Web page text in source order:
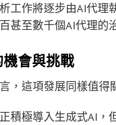
工作將逐步由AI代理
甚至數千個AI代理的
會與挑戰
，這項發展同樣值得
積極導入生成式AI